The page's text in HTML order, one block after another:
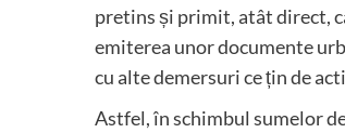
pretins și primit, atât direct,
emiterea unor documente
cu alte demersuri ce țin de
Astfel, în schimbul sumelor